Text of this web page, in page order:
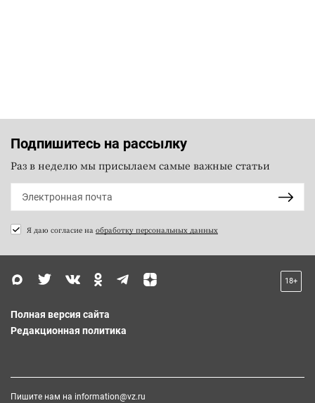
Подпишитесь на рассылку
Раз в неделю мы присылаем самые важные статьи
Я даю согласие на обработку персональных данных
18+
Полная версия сайта
Редакционная политика
Пишите нам на information@vz.ru